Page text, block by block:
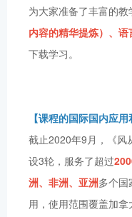
为大家准备了丰富的
内容的精华提炼）、
下载学习。
【课程的国际国内应用
截止2020年9月，《风
设3轮，服务了超过
洲、非洲、亚洲多个国
用，使用范围覆盖加